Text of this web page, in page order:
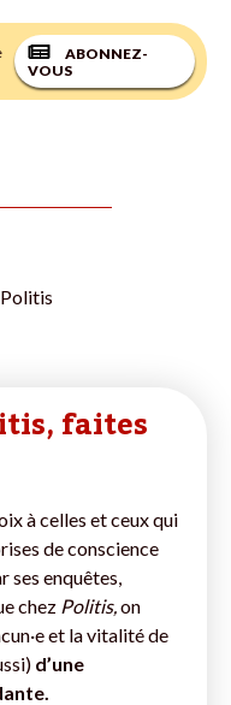
ABONNEZ-
VOUS
Politis
faites
à celles et ceux qui
de conscience
ses enquêtes,
chez Politis, on
et la vitalité de
d’une